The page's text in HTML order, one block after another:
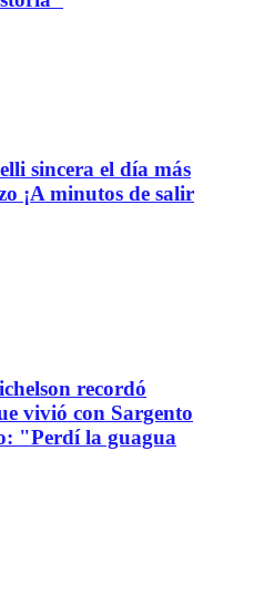
sincera el día más
¡A minutos de salir
recordó
vivió con Sargento
"Perdí la guagua